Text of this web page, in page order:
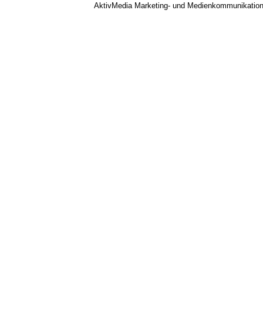
AktivMedia Marketing- und